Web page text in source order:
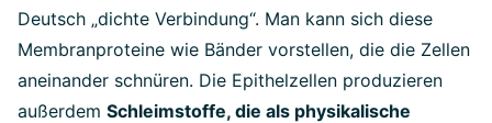
Deutsch „dichte Verbindung“. Man kann sich diese
Membranproteine wie Bänder vorstellen, die die Zellen
aneinander schnüren. Die Epithelzellen produzieren
außerdem Schleimstoffe, die als physikalische